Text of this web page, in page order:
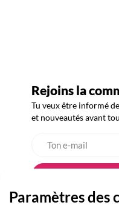
Rejoins la
Tu veux être informé
et nouveautés avant
Paramètres des